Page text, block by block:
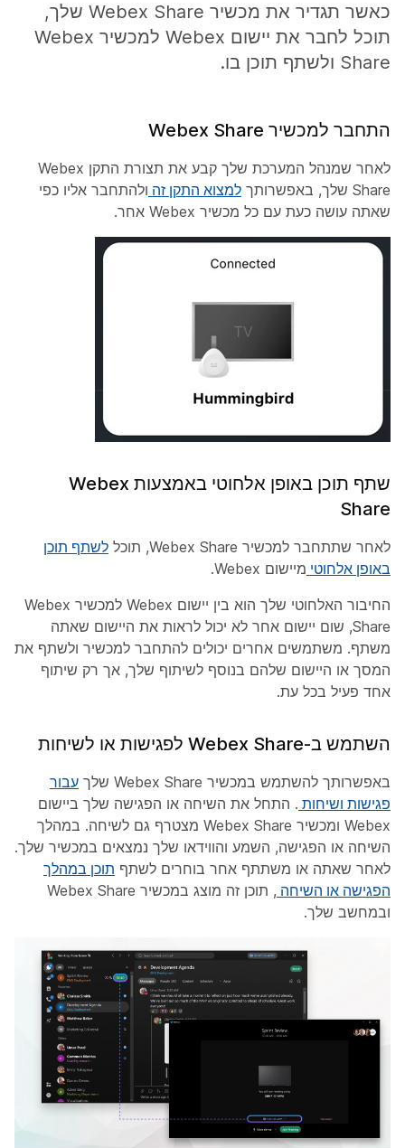
כאשר תגדיר את מכשיר Webex Share שלך,
תוכל לחבר את יישום Webex למכשיר Webex
Share ולשתף תוכן בו.
התחבר למכשיר Webex Share
לאחר שמנהל המערכת שלך קבע את תצורת התקן Webex
Share שלך, באפשרותך
למצוא התקן זה ולהתחבר אליו כפי
שאתה עושה כעת עם כל מכשיר Webex אחר.
שתף תוכן באופן אלחוטי באמצעות Webex
Share
לאחר שתתחבר למכשיר Webex Share, תוכל
לשתף תוכן
באופן אלחוטי מיישום Webex.
החיבור האלחוטי שלך הוא בין יישום Webex למכשיר Webex
Share, שום יישום אחר לא יכול לראות את היישום שאתה
משתף. משתמשים אחרים יכולים להתחבר למכשיר ולשתף את
המסך או היישום שלהם בנוסף לשיתוף שלך, אך רק שיתוף
אחד פעיל בכל עת.
השתמש ב-Webex Share לפגישות או לשיחות
באפשרותך להשתמש במכשיר Webex Share שלך
עבור
פגישות ושיחות . התחל את השיחה או הפגישה שלך ביישום
Webex ומכשיר Webex Share מצטרף גם לשיחה. במהלך
השיחה או הפגישה, השמע והווידאו שלך נמצאים במכשיר שלך.
לאחר שאתה או משתתף אחר בוחרים לשתף תוכן במהלך
הפגישה או השיחה
, תוכן זה מוצג במכשיר Webex Share
ובמחשב שלך.